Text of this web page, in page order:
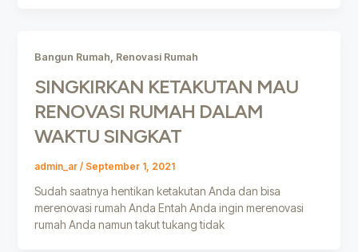
Bangun Rumah Renovasi Rumah
SINGKIRKAN KETAKUTAN MAU
RENOVASI RUMAH DALAM
WAKTU SINGKAT
admin_ar / September 1, 2021
Sudah saatnya hentikan ketakutan Anda dan bisa
merenovasi rumah Anda Entah Anda ingin merenovasi
rumah Anda namun takut tukang tidak